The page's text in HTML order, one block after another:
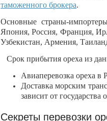
таможенного брокера.
Основные страны-
Япония, Россия, Франция,
Узбекистан, Армения,
Срок прибытия ореха из
Авиаперевозка ореха в
Доставка морским
зависит от государства
Секреты перевозки